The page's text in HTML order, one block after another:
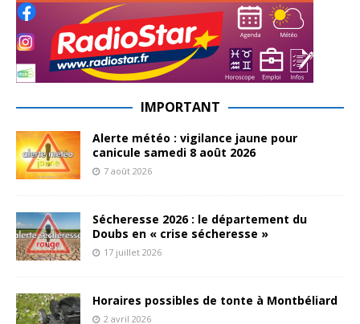
IMPORTANT
Alerte météo : vigilance jaune pour
canicule samedi 8 août 2026
7 août 2026
Sécheresse 2026 : le département du
Doubs en « crise sécheresse »
17 juillet 2026
Horaires possibles de tonte à Montbéliard
2 avril 2026